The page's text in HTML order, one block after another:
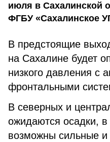
июля в Сахалинской
ФГБУ «Сахалинское
В предстоящие
на Сахалине будет
низкого давления с
фронтальными
В северных и
ожидаются осадки, в
возможны сильные